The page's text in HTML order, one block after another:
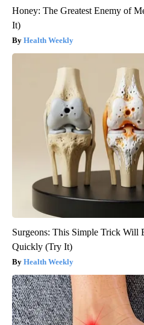
Honey: The Greatest Enemy of
It)
Health Weekly
Surgeons: This Simple Trick Will
Quickly (Try It)
Health Weekly